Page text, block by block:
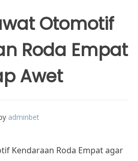
Otomotif
Roda Empat
Awet
adminbet
Kendaraan Roda Empat agar